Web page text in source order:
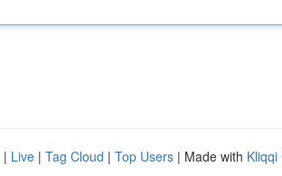
| Live | Tag Cloud | Top Users | Made with Kliqqi